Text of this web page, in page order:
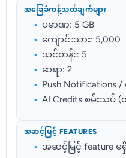
အခြေခံကန့်သတ်ချက်များ
ပမာဏ: 5 GB
ကျောင်းသား: 5,000
သင်တန်း: 5
ဆရာ: 2
Push Notifications
AI Credits စမ်းသ
အဆင့်မြင့် FEATURES
အဆင့်မြင့် feature မ